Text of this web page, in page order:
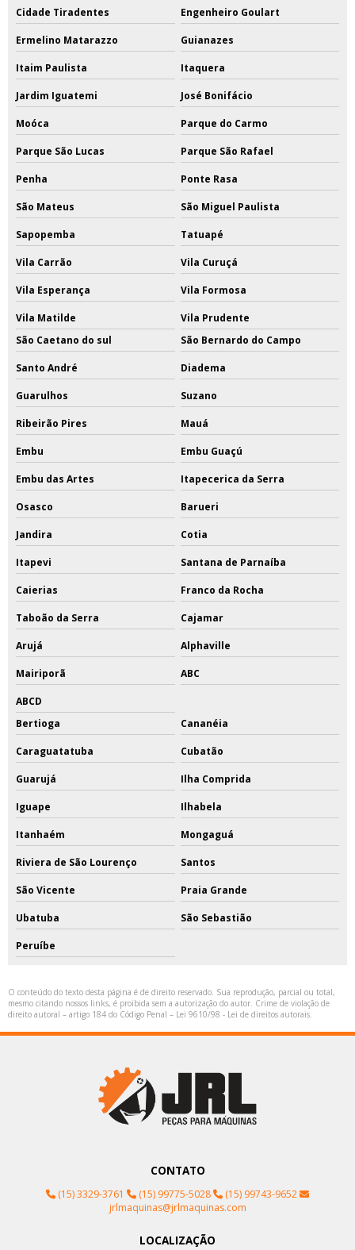
Cidade Tiradentes Engenheiro Goulart
Ermelino Matarazzo Guianazes
Itaim Paulista Itaquera
Jardim Iguatemi José Bonifácio
Moóca Parque do Carmo
Parque São Lucas Parque São Rafael
Penha Ponte Rasa
São Mateus São Miguel Paulista
Sapopemba Tatuapé
Vila Carrão Vila Curuçá
Vila Esperança Vila Formosa
Vila Matilde
Vila Prudente
São Caetano do sul
São Bernardo do Campo
Santo André Diadema
Guarulhos Suzano
Ribeirão Pires Mauá
Embu Embu Guaçú
Embu das Artes Itapecerica da Serra
Osasco Barueri
Jandira Cotia
Itapevi Santana de Parnaíba
Caierias Franco da Rocha
Taboão da Serra Cajamar
Arujá Alphaville
Mairiporã ABC
ABCD
Bertioga
Cananéia
Caraguatatuba Cubatão
Guarujá Ilha Comprida
Iguape Ilhabela
Itanhaém Mongaguá
Riviera de São Lourenço Santos
São Vicente Praia Grande
Ubatuba São Sebastião
Peruíbe
O conteúdo do texto desta página é de direito reservado. Sua reprodução, parcial ou total,
mesmo citando nossos links, é proibida sem a autorização do autor. Crime de violação de
direito autoral – artigo 184 do Código Penal – Lei 9610/98 - Lei de direitos autorais.
CONTATO
(15) 3329-3761 (15) 99775-5028
(15) 99743-9652
jrlmaquinas@jrlmaquinas.com
LOCALIZAÇÃO